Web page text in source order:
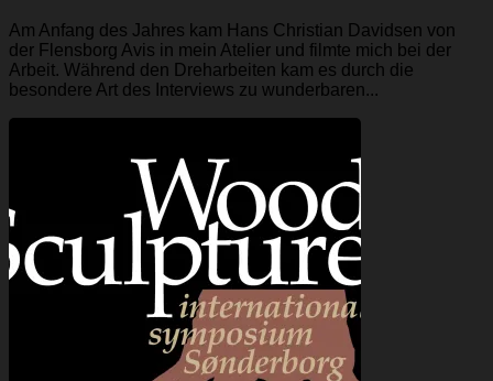
Am Anfang des Jahres kam Hans Christian Davidsen von
der Flensborg Avis in mein Atelier und filmte mich bei der
Arbeit. Während den Dreharbeiten kam es durch die
besondere Art des Interviews zu wunderbaren...